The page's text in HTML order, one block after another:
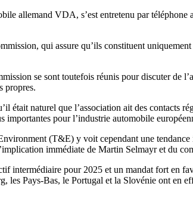
allemand VDA, s’est entretenu par
qui assure qu’ils constituent
se sont toutefois réunis pour discuter
propres.
était naturel que l’association ait des contacts
importantes pour l’industrie automobile
(T&E) y voit cependant une
immédiate de Martin Selmayr et du
intermédiaire pour 2025 et un mandat fort en
les Pays-Bas, le Portugal et la Slovénie ont en